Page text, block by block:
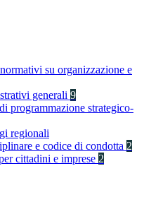
su organizzazione e
generali 9
programmazione strategico-
regionali
e codice di condotta 2
cittadini e imprese 2